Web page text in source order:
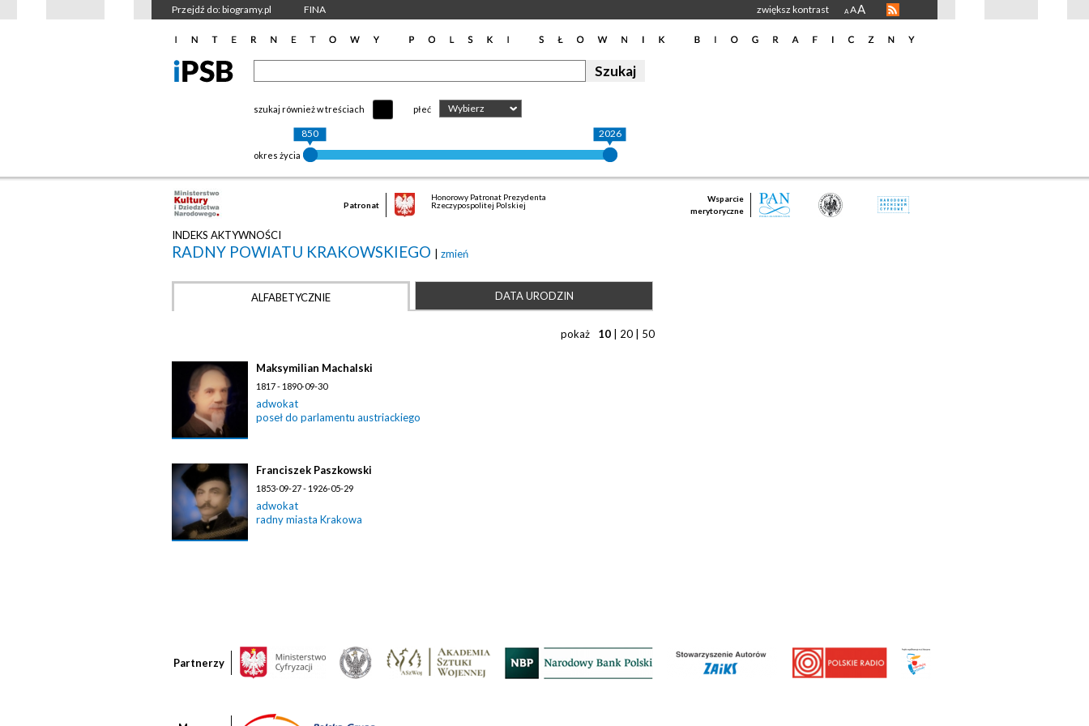
Przejdź do: biogramy.pl FINA zwiększ kontrast A AA
szukaj również w treściach płeć Wybierz
okres życia
850 2026
Patronat
Honorowy Patronat Prezydenta
Rzeczypospolitej Polskiej
Wsparcie
merytoryczne
INDEKS AKTYWNOŚCI
RADNY POWIATU KRAKOWSKIEGO zmień
ALFABETYCZNIE DATA URODZIN
pokaż 10 20 50
Maksymilian Machalski
1817 - 1890-09-30
adwokat
poseł do parlamentu austriackiego
Franciszek Paszkowski
1853-09-27 - 1926-05-29
adwokat
radny miasta Krakowa
Partnerzy